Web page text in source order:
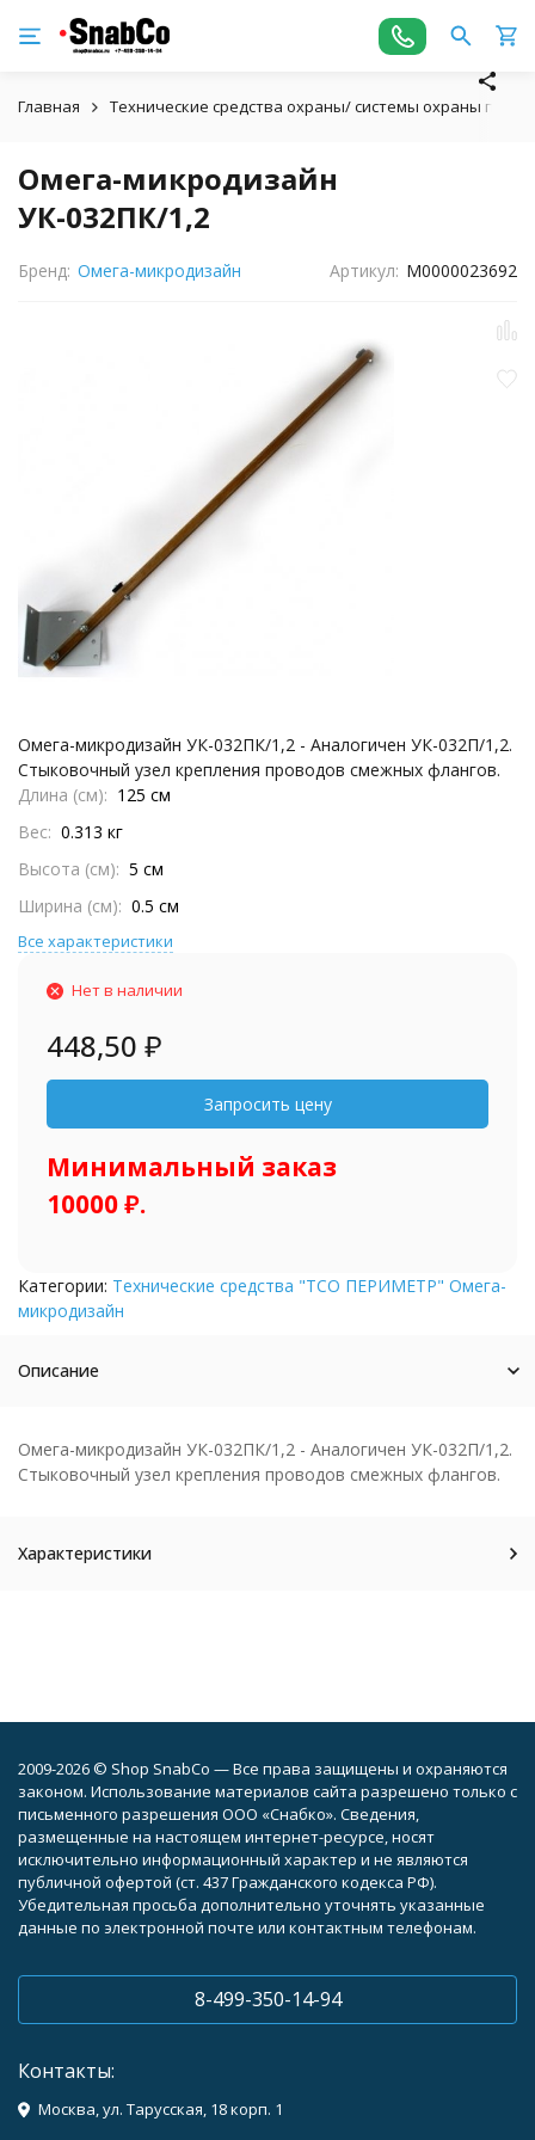
Главная Технические средства охраны/ системы охраны
Омега-микродизайн
УК-032ПК/1,2
Бренд: Омега-микродизайн Артикул: М0000023692
Омега-микродизайн УК-032ПК/1,2 - Аналогичен УК-032П/1,2.
Стыковочный узел крепления проводов смежных флангов.
Длина (см)
125 см
Вес 0.313 кг
Высота (см)
5 см
Ширина (см)
0.5 см
Все характеристики
Нет в наличии
448,50 ₽
Минимальный заказ
10000 ₽.
Категории: Технические средства "ТСО ПЕРИМЕТР" Омега-
микродизайн
Описание
Омега-микродизайн УК-032ПК/1,2 - Аналогичен УК-032П/1,2.
Стыковочный узел крепления проводов смежных флангов.
Характеристики
2009-2026 © Shop SnabCo — Все права защищены и охраняются
законом. Использование материалов сайта разрешено только с
письменного разрешения ООО «Снабко». Сведения,
размещенные на настоящем интернет-ресурсе, носят
исключительно информационный характер и не являются
публичной офертой (ст. 437 Гражданского кодекса РФ).
Убедительная просьба дополнительно уточнять указанные
данные по электронной почте или контактным телефонам.
8-499-350-14-94
Контакты:
Москва, ул. Тарусская, 18 корп. 1